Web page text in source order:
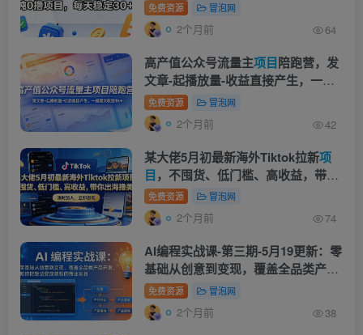
免费资源 冒泡网
2个月前 64
高产值公众号流量主项目陪跑营，发
文章-起播放量-收益直接产生，一篇
爆文收益1k+
免费资源 冒泡网
2个月前 42
某大佬5月初最新海外Tiktok拉新项
目，不囤货、低门槛、高收益，带你
出海撸美刀
免费资源 冒泡网
2个月前 74
AI编程实战课-第三期-5月19更新：零
基础从创意到变现，覆盖全品类产品
开发，把想法变成赚钱
免费资源 冒泡网
2个月前 38